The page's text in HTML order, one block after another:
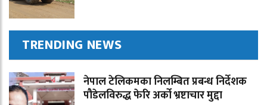
TRENDING NEWS
नेपाल टेलिकमका निलम्बित प्रबन्ध निर्देशक
पौडेलविरुद्ध फेरि अर्को भ्रष्टाचार मुद्दा